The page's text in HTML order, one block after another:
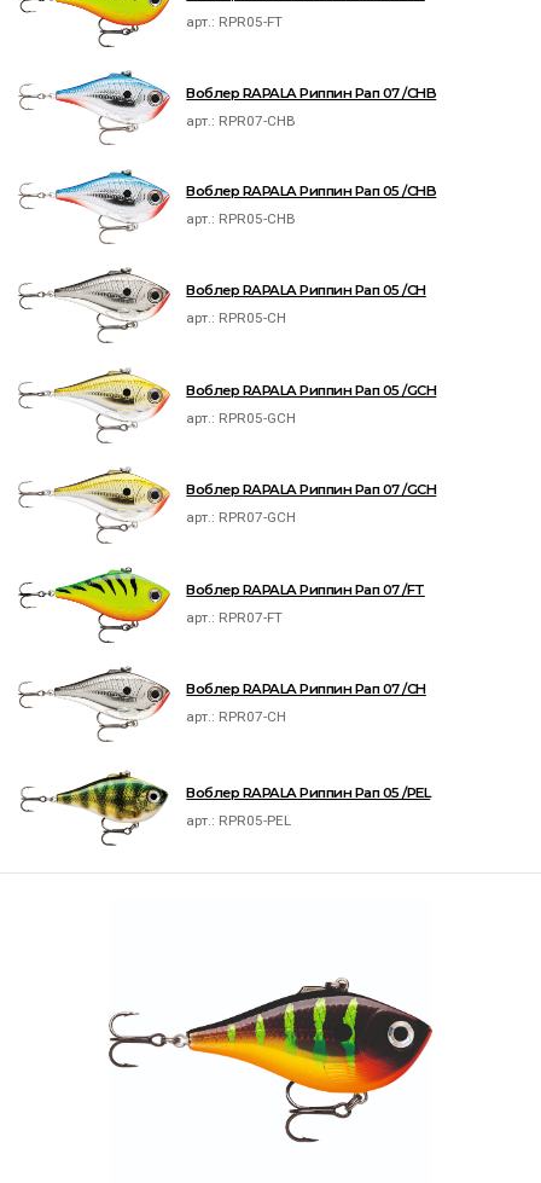
арт.: RPR05-FT
Воблер RAPALA Риппин Рап 07 /CHB
арт.: RPR07-CHB
Воблер RAPALA Риппин Рап 05 /CHB
арт.: RPR05-CHB
Воблер RAPALA Риппин Рап 05 /CH
арт.: RPR05-CH
Воблер RAPALA Риппин Рап 05 /GCH
арт.: RPR05-GCH
Воблер RAPALA Риппин Рап 07 /GCH
арт.: RPR07-GCH
Воблер RAPALA Риппин Рап 07 /FT
арт.: RPR07-FT
Воблер RAPALA Риппин Рап 07 /CH
арт.: RPR07-CH
Воблер RAPALA Риппин Рап 05 /PEL
арт.: RPR05-PEL